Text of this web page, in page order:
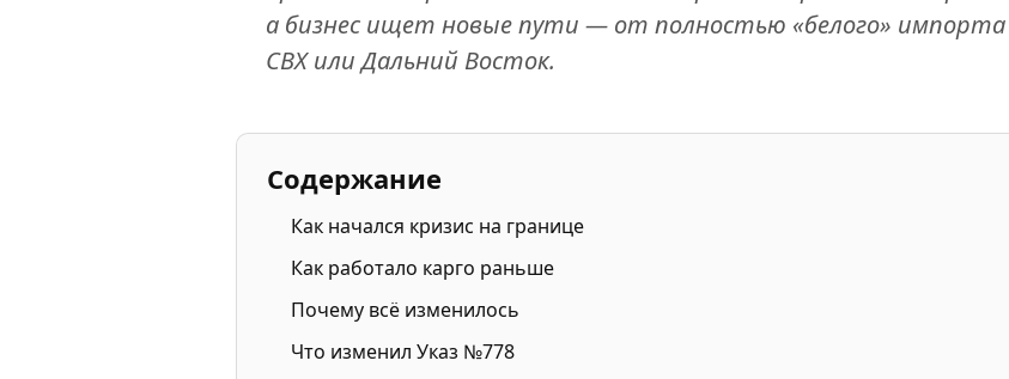
а бизнес ищет новые пути — от полностью «белого» импорта
СВХ или Дальний Восток.
Содержание
Как начался кризис на границе
Как работало карго раньше
Почему всё изменилось
Что изменил Указ №778